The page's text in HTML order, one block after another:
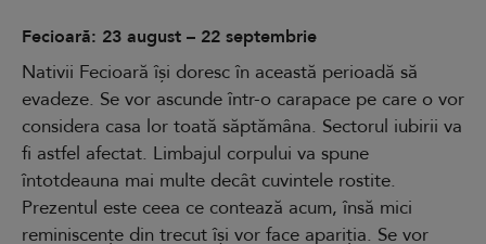
Fecioară: 23 august – 22 septembrie
Nativii Fecioară își doresc în această perioadă să
evadeze. Se vor ascunde într-o carapace pe care o vor
considera casa lor toată săptămâna. Sectorul iubirii va
fi astfel afectat. Limbajul corpului va spune
întotdeauna mai multe decât cuvintele rostite.
Prezentul este ceea ce contează acum, însă mici
reminiscențe din trecut își vor face apariția. Se vor